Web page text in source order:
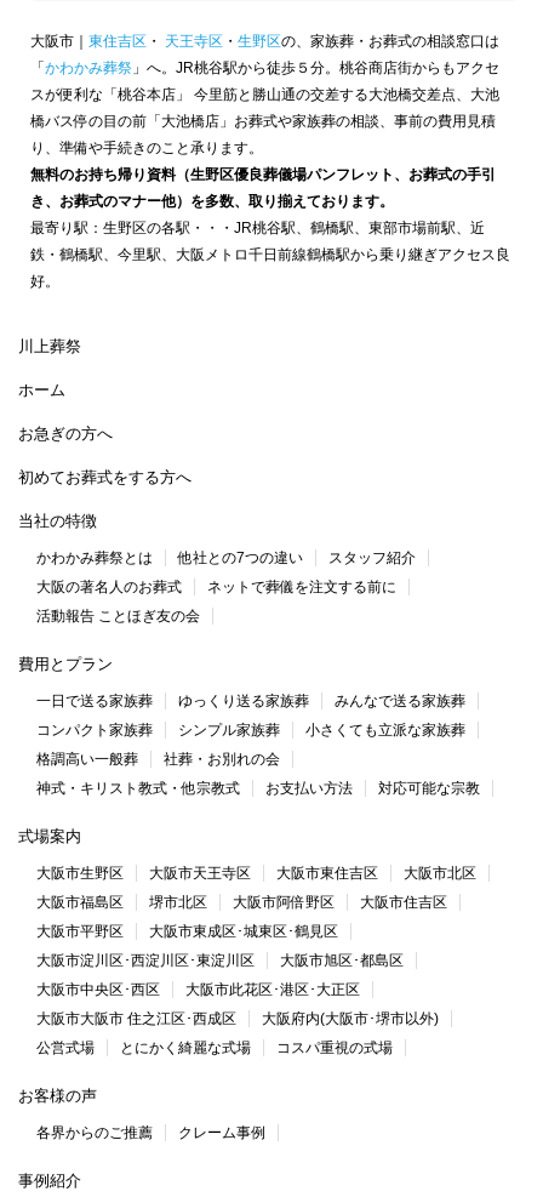
大阪市｜ 東住吉区 ・ 天王寺区 ・ 生野区の、家族葬・お葬式の相談窓口は
「 かわかみ葬祭 」へ。JR桃谷駅から徒歩５分。桃谷商店街からもアクセ
スが便利な「桃谷本店」 今里筋と勝山通の交差する大池橋交差点、大池
橋バス停の目の前「大池橋店」お葬式や家族葬の相談、事前の費用見積
り、準備や手続きのこと承ります。
無料のお持ち帰り資料（生野区優良葬儀場パンフレット、お葬式の手引
き、お葬式のマナー他）を多数、取り揃えております。
最寄り駅：生野区の各駅・・・JR桃谷駅、鶴橋駅、東部市場前駅、近
鉄・鶴橋駅、今里駅、大阪メトロ千日前線鶴橋駅から乗り継ぎアクセス良
好。
川上葬祭
ホーム
お急ぎの方へ
初めてお葬式をする方へ
当社の特徴
かわかみ葬祭とは 他社との7つの違い
スタッフ紹介
大阪の著名人のお葬式
ネットで葬儀を注文する前に
活動報告 ことほぎ友の会
費用とプラン
一日で送る家族葬 ゆっくり送る家族葬
みんなで送る家族葬
コンパクト家族葬
シンプル家族葬
小さくても立派な家族葬
格調高い一般葬
社葬・お別れの会
神式・キリスト教式・他宗教式
お支払い方法 対応可能な宗教
式場案内
大阪市生野区 大阪市天王寺区 大阪市東住吉区
大阪市北区
大阪市福島区
堺市北区 大阪市阿倍野区
大阪市住吉区
大阪市平野区
大阪市東成区･城東区･鶴見区
大阪市淀川区･西淀川区･東淀川区
大阪市旭区･都島区
大阪市中央区･西区
大阪市此花区･港区･大正区
大阪市大阪市 住之江区･西成区
大阪府内(大阪市･堺市以外)
公営式場
とにかく綺麗な式場 コスパ重視の式場
お客様の声
各界からのご推薦 クレーム事例
事例紹介